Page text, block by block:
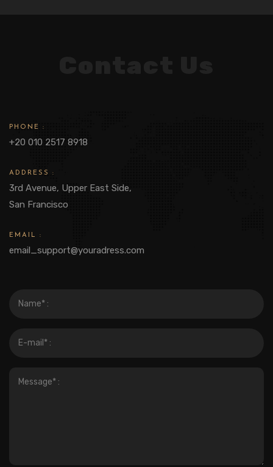
PHONE :
+20 010 2517 8918
ADDRESS :
3rd Avenue, Upper East Side,
San Francisco
EMAIL :
email_support@youradress.com